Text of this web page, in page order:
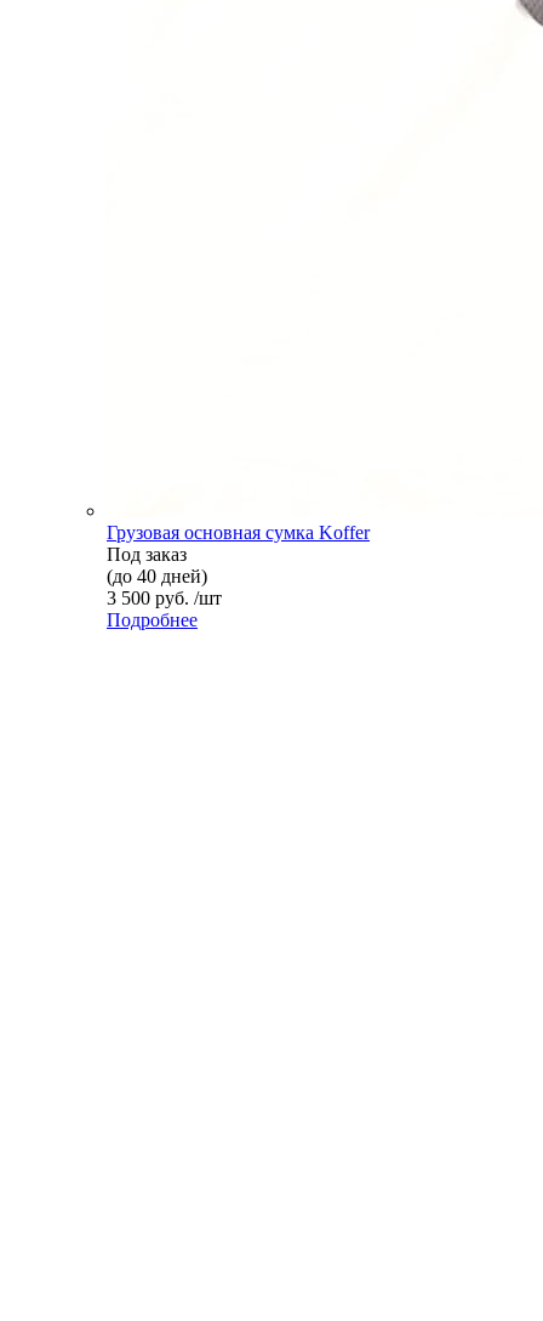
Грузовая основная сумка Koffer
Под заказ
(до 40 дней)
3 500 руб. /шт
Подробнее